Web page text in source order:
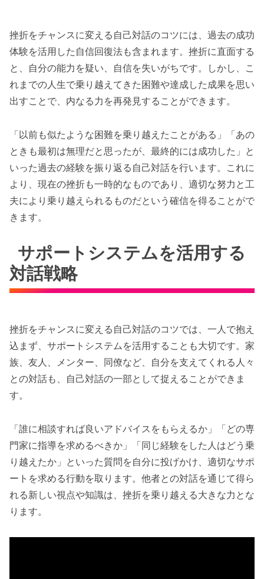
挫折をチャンスに変える自己対話のコツには、過去の成功
体験を活用した自信回復法も含まれます。挫折に直面する
と、自分の能力を疑い、自信を失いがちです。しかし、こ
れまでの人生で乗り越えてきた困難や達成した成果を思い
出すことで、内なる力を再発見することができます。
「以前も似たような困難を乗り越えたことがある」「あの
ときも最初は無理だと思ったが、最終的には成功した」と
いった過去の経験を振り返る自己対話を行います。これに
より、現在の挫折も一時的なものであり、適切な努力と工
夫により乗り越えられるものだという確信を得ることがで
きます。
サポートシステムを活用する
対話戦略
挫折をチャンスに変える自己対話のコツでは、一人で抱え
込まず、サポートシステムを活用することも大切です。家
族、友人、メンター、同僚など、自分を支えてくれる人々
との対話も、自己対話の一部として捉えることができま
す。
「誰に相談すれば良いアドバイスをもらえるか」「どの専
門家に指導を求めるべきか」「同じ経験をした人はどう乗
り越えたか」といった質問を自分に投げかけ、適切なサポ
ートを求める行動を取ります。他者との対話を通じて得ら
れる新しい視点や知識は、挫折を乗り越える大きな力とな
ります。